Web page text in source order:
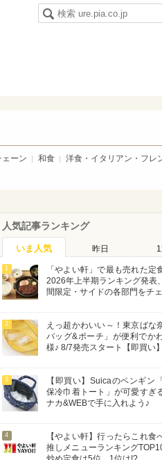
ーン 和食
洋食・イタリアン・フレ
人気記事ランキング
いま人気 昨日
1
「やよい軒」で最も売れた定
2026年上半期ランキング発表
間限定・サイドの各部門をチ
2
えっ超かわいい～！東京ばな
バッグ&ポーチ」が便利でか
様♪ 8/7発売スタート【即買い】
3
【即買い】Suicaのペンギン
保冷巾着トート」が可愛すぎ
ナカ&WEBで手に入れよう♪
4
【やよい軒】行ったらこれ食
推しメニューランキング